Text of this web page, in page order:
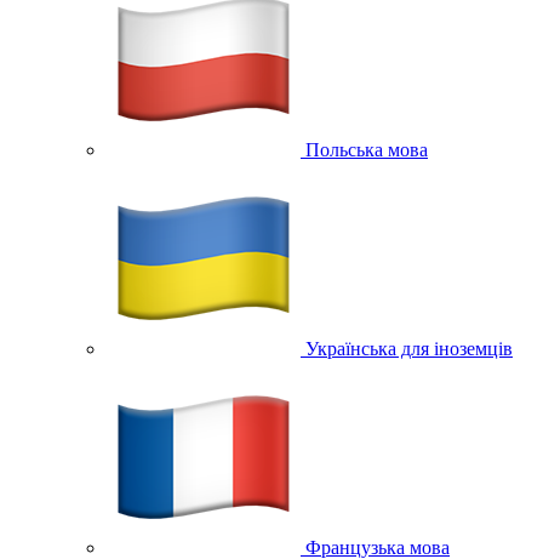
Польська мова
Українська для іноземців
Французька мова